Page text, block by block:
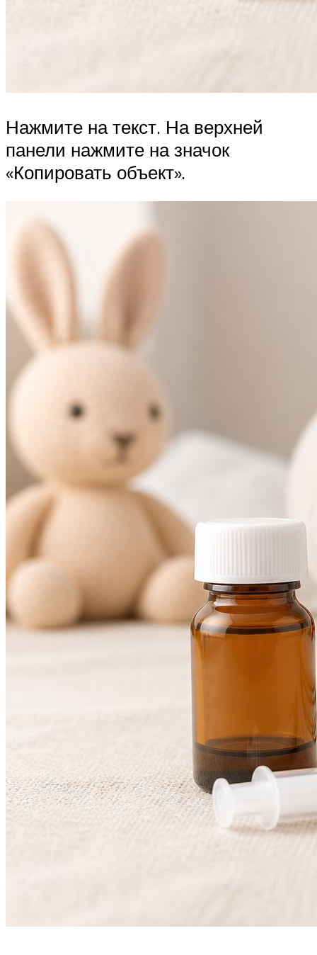
Нажмите на текст. На верхней
панели нажмите на значок
«Копировать объект».